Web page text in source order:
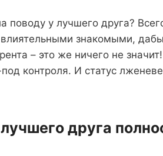
поводу у лучшего друга?
знакомыми,
– это же ничего не
контроля. И статус
друга